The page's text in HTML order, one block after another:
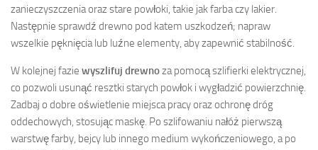
zanieczyszczenia oraz stare powłoki, takie jak farba czy lakier.
Następnie sprawdź drewno pod katem uszkodzeń; napraw
wszelkie pęknięcia lub luźne elementy, aby zapewnić stabilność.
W kolejnej fazie wyszlifuj drewnoza pomocą szlifierki elektrycznej,
co pozwoli usunąć resztki starych powłok i wygładzić powierzchnię.
Zadbaj o dobre oświetlenie miejsca pracy oraz ochronę dróg
oddechowych, stosując maskę. Po szlifowaniu nałóż pierwszą
warstwę farby, bejcy lub innego medium wykończeniowego, a po